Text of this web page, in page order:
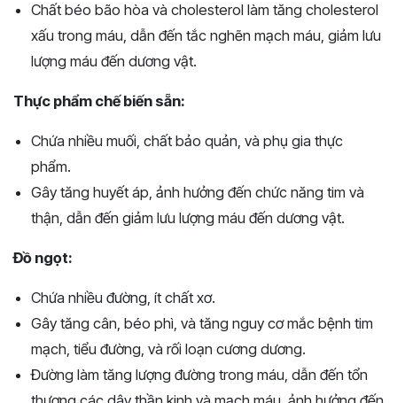
Chất béo bão hòa và cholesterol làm tăng cholesterol
xấu trong máu, dẫn đến tắc nghẽn mạch máu, giảm lưu
lượng máu đến dương vật.
Thực phẩm chế biến sẵn:
Chứa nhiều muối, chất bảo quản, và phụ gia thực
phẩm.
Gây tăng huyết áp, ảnh hưởng đến chức năng tim và
thận, dẫn đến giảm lưu lượng máu đến dương vật.
Đồ ngọt:
Chứa nhiều đường, ít chất xơ.
Gây tăng cân, béo phì, và tăng nguy cơ mắc bệnh tim
mạch, tiểu đường, và rối loạn cương dương.
Đường làm tăng lượng đường trong máu, dẫn đến tổn